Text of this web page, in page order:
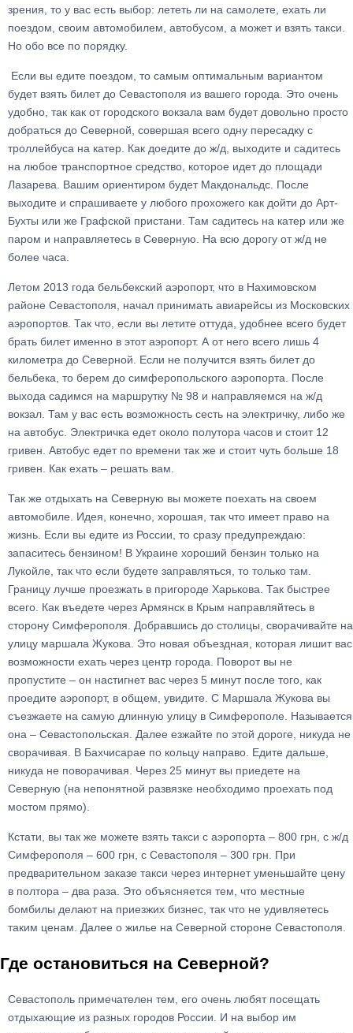
зрения, то у вас есть выбор: лететь ли на самолете, ехать ли
поездом, своим автомобилем, автобусом, а может и взять такси.
Но обо все по порядку.
Если вы едите поездом, то самым оптимальным вариантом
будет взять билет до Севастополя из вашего города. Это очень
удобно, так как от городского вокзала вам будет довольно просто
добраться до Северной, совершая всего одну пересадку с
троллейбуса на катер. Как доедите до ж/д, выходите и садитесь
на любое транспортное средство, которое идет до площади
Лазарева. Вашим ориентиром будет Макдональдс. После
выходите и спрашиваете у любого прохожего как дойти до Арт-
Бухты или же Графской пристани. Там садитесь на катер или же
паром и направляетесь в Северную. На всю дорогу от ж/д не
более часа.
Летом 2013 года бельбекский аэропорт, что в Нахимовском
районе Севастополя, начал принимать авиарейсы из Московских
аэропортов. Так что, если вы летите оттуда, удобнее всего будет
брать билет именно в этот аэропорт. А от него всего лишь 4
километра до Северной. Если не получится взять билет до
бельбека, то берем до симферопольского аэропорта. После
выхода садимся на маршрутку № 98 и направляемся на ж/д
вокзал. Там у вас есть возможность сесть на электричку, либо же
на автобус. Электричка едет около полутора часов и стоит 12
гривен. Автобус едет по времени так же и стоит чуть больше 18
гривен. Как ехать – решать вам.
Так же отдыхать на Северную вы можете поехать на своем
автомобиле. Идея, конечно, хорошая, так что имеет право на
жизнь. Если вы едите из России, то сразу предупреждаю:
запаситесь бензином! В Украине хороший бензин только на
Лукойле, так что если будете заправляться, то только там.
Границу лучше проезжать в пригороде Харькова. Так быстрее
всего. Как въедете через Армянск в Крым направляйтесь в
сторону Симферополя. Добравшись до столицы, сворачивайте на
улицу маршала Жукова. Это новая объездная, которая лишит вас
возможности ехать через центр города. Поворот вы не
пропустите – он настигнет вас через 5 минут после того, как
проедите аэропорт, в общем, увидите. С Маршала Жукова вы
съезжаете на самую длинную улицу в Симферополе. Называется
она – Севастопольская. Далее езжайте по этой дороге, никуда не
сворачивая. В Бахчисарае по кольцу направо. Едите дальше,
никуда не поворачивая. Через 25 минут вы приедете на
Северную (на непонятной развязке необходимо проехать под
мостом прямо).
Кстати, вы так же можете взять такси с аэропорта – 800 грн, с ж/д
Симферополя – 600 грн, с Севастополя – 300 грн. При
предварительном заказе такси через интернет уменьшайте цену
в полтора – два раза. Это объясняется тем, что местные
бомбилы делают на приезжих бизнес, так что не удивляетесь
таким ценам. Далее о жилье на Северной стороне Севастополя.
Где остановиться на Северной?
Севастополь примечателен тем, его очень любят посещать
отдыхающие из разных городов России. И на выбор им